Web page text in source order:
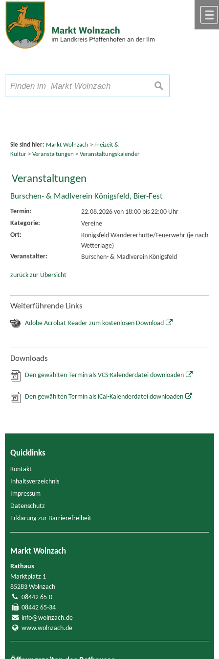
Zum Inhalt,zur Navigation
Schriftgröße A A A suchen
Sie sind hier: Markt Wolnzach > Freizeit &
Kultur> Veranstaltungen > Veranstaltungskalender
Veranstaltungen
Burschen- & Madlverein Königsfeld, Bier-Fest
Termin: 22.08.2026 von 18:00bis 22:00 Uhr
Kategorie:
Vereine
Ort:
Königsfeld Wandererhütte/Feuerwehr (je nach
Wetterlage)
Veranstalter:
Burschen- & Madlverein Königsfeld
zurück zur Übersicht
Weiterführende Links
Adobe Acrobat Reader zum kostenlosen Download
Downloads
Den gewählten Termin als VCS-Kalenderdatei downloaden
Den gewählten Termin als iCal-Kalenderdatei downloaden
Quicklinks
Kontakt
Inhaltsverzeichnis
Impressum
Datenschutz
Erklärung zur Barrierefreiheit
Markt Wolnzach
Rathaus
Marktplatz 1
85283 Wolnzach
08442 65-0
08442 65-34
info@wolnzach.de
www.wolnzach.de